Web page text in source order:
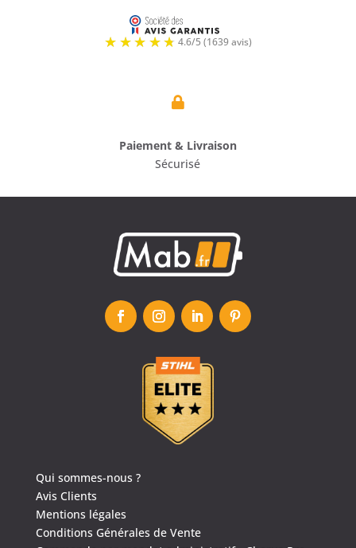

Paiement & Livraison
Sécurisé
Qui sommes-nous ?
Avis Clients
Mentions légales
Conditions Générales de Vente